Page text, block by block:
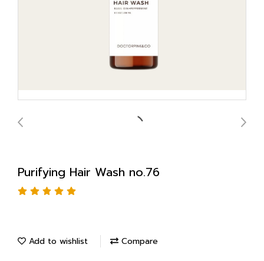
Purifying Hair Wash no.76
Add to wishlist Compare